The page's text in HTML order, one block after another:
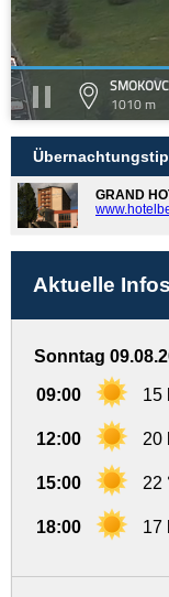
1010 m
GRAND
Aktuelle Infos
Sonntag
09:00 15
12:00 20
15:00 22
18:00 17